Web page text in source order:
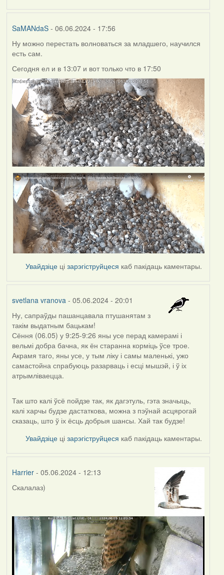
SaMANdaS- 06.06.2024 - 17:56
Ну можно перестать волноваться за младшего, научился
есть сам.
Сегодня ел и в 13:07 и вот только что в 17:50
Увайдзіце цізарэгіструйцеся каб пакідаць каментары.
svetlana vranova- 05.06.2024 - 20:01
Ну, сапраўды пашанцавала птушанятам з
такім выдатным бацькам!
Сёння (06.05) у 9:25-9:26 яны усе перад камерамі і
вельмі добра бачна, як ён старанна корміць ўсе трое.
Акрамя таго, яны усе, у тым ліку і самы маленькі, ужо
самастойна спрабуюць разарваць і есці мышэй, і ў іх
атрымліваецца.
Так што калі ўсё пойдзе так, як дагэтуль, гэта значыць,
калі харчы будзе дастаткова, можна з пэўнай асцярогай
сказаць, што ў іх ёсць добрыя шансы. Хай так будзе!
Увайдзіце цізарэгіструйцеся каб пакідаць каментары.
Harrier- 05.06.2024 - 12:13
Скалалаз)